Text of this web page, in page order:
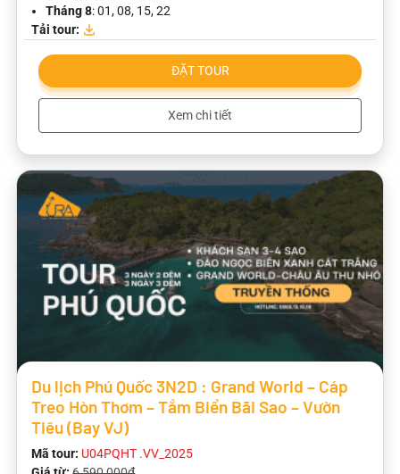
Tháng 8: 01, 08, 15, 22
Tải tour:
ĐẶT TOUR
Xem chi tiết
Du lịch Phú Quốc 3N2D : Grand World – Cáp
Treo Hòn Thơm – Tắm Biển Bãi Sao – Vườn
Tiêu (Bay VJ)
Mã tour: U04PQHT .VV_2025